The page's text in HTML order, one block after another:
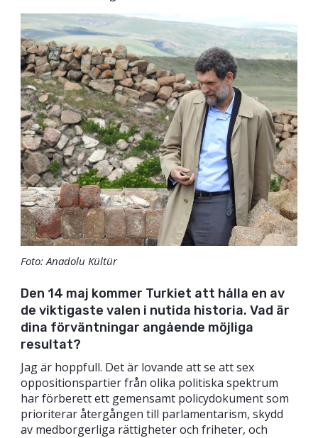
Foto: Anadolu Kültür
Den 14 maj kommer Turkiet att hålla en av
de viktigaste valen i nutida historia. Vad är
dina förväntningar angående möjliga
resultat?
Jag är hoppfull. Det är lovande att se att sex
oppositionspartier från olika politiska spektrum
har förberett ett gemensamt policydokument som
prioriterar återgången till parlamentarism, skydd
av medborgerliga rättigheter och friheter, och